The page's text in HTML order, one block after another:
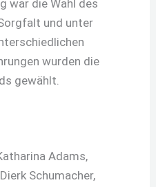
war die Wahl des
und unter
wurden die
gewählt.
Adams,
Schumacher,